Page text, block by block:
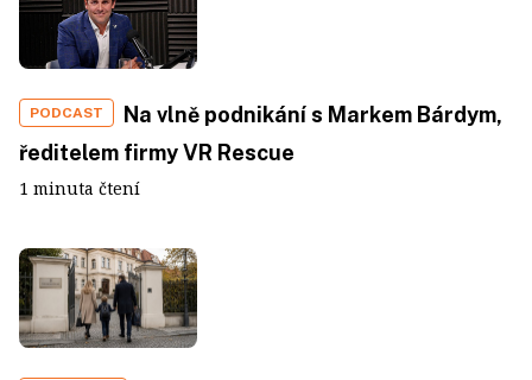
PODCAST
Na vlně podnikání s Markem Bárdym,
ředitelem firmy VR Rescue
1 minuta čtení